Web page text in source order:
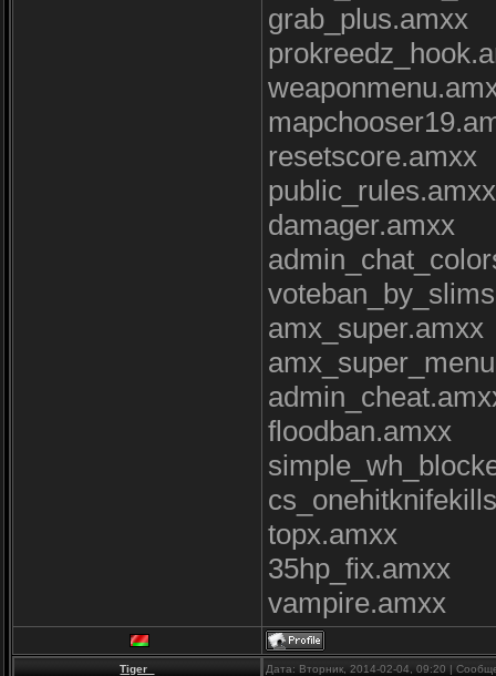
grab_plus.amxx
resetscore.amxx
public_rules.amxx
damager.amxx
amx_super.amxx
floodban.amxx
topx.amxx
35hp_fix.amxx
vampire.amxx
Tiger_ Дата: Вторник, 2014-02-04, 09:20 |